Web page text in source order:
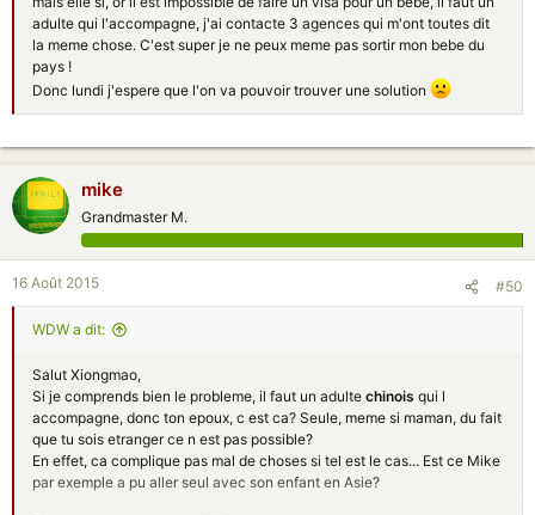
adulte qui l'accompagne, j'ai contacte 3 agences qui m'ont toutes dit
la meme chose. C'est super je ne peux meme pas sortir mon bebe du
pays !
Donc lundi j'espere que l'on va pouvoir trouver une solution
mike
Grandmaster M.
16 Août 2015 #50
WDW a dit:
Salut Xiongmao,
Si je comprends bien le probleme, il faut un adulte chinois qui l
accompagne, donc ton epoux, c est ca? Seule, meme si maman, du fait
que tu sois etranger ce n est pas possible?
En effet, ca complique pas mal de choses si tel est le cas... Est ce Mike
par exemple a pu aller seul avec son enfant en Asie?